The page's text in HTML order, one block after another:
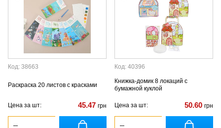
Код: 38663
Раскраска 20 листов с красками
Цена за шт: 45.47 грн
Код: 40396
Книжка-домик 8 локаций с
бумажной куклой
Цена за шт: 50.60 грн